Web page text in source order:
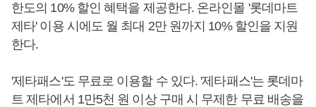
한도의 10% 할인 혜택을 제공한다. 온라인몰 '롯데마트
제타' 이용 시에도 월 최대 2만 원까지 10% 할인을 지원
한다.
'제타패스'도 무료로 이용할 수 있다. '제타패스'는 롯데마
트 제타에서 1만5천 원 이상 구매 시 무제한 무료 배송을